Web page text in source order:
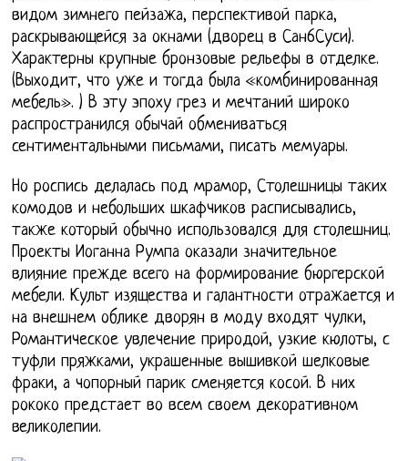
видом зимнего пейзажа, перспективой парка,
раскрывающейся за окнами (дворец в Сан6Суси).
Характерны крупные бронзовые рельефы в отделке.
(Выходит, что уже и тогда была «комбинированная
мебель». ) В эту эпоху грез и мечтаний широко
распространился обычай обмениваться
сентиментальными письмами, писать мемуары.
Но роспись делалась под мрамор, Столешницы таких
комодов и небольших шкафчиков расписывались,
также который обычно использовался для столешниц.
Проекты Иоганна Румпа оказали значительное
влияние прежде всего на формирование бюргерской
мебели. Культ изящества и галантности отражается и
на внешнем облике дворян в моду входят чулки,
Романтическое увлечение природой, узкие кюлоты, с
туфли пряжками, украшенные вышивкой шелковые
фраки, а чопорный парик сменяется косой. В них
рококо предстает во всем своем декоративном
великолепии.